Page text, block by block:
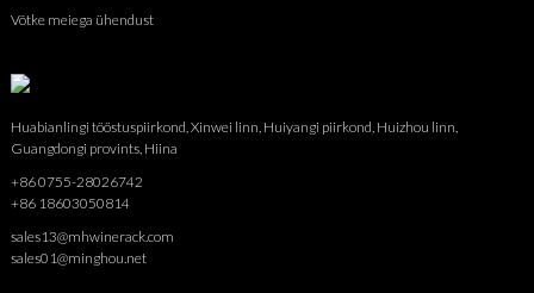
Võtke meiega ühendust
Huabianlingi tööstuspiirkond, Xinwei linn, Huiyangi piirkond, Huizhou linn,
Guangdongi provints, Hiina
+86 0755-28026742
+86 18603050814
sales13@mhwinerack.com
sales01@minghou.net